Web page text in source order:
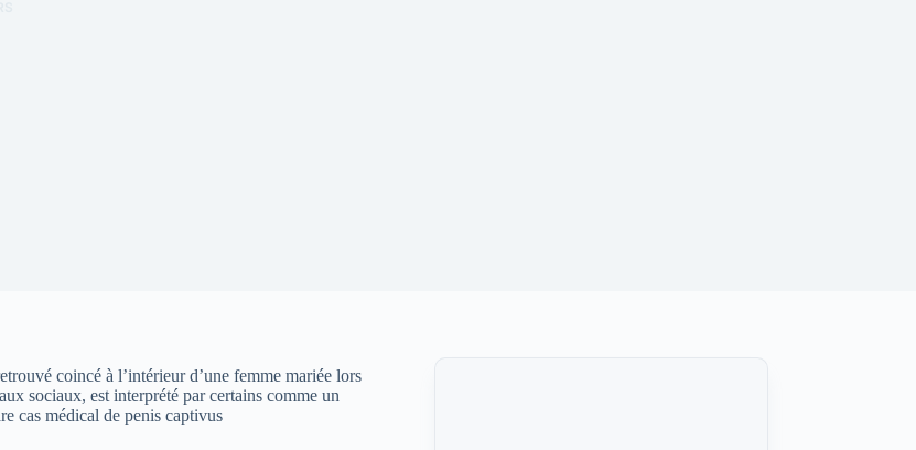
coincé à l’intérieur d’une femme mariée lors
sociaux, est interprété par certains comme un
cas médical de penis captivus